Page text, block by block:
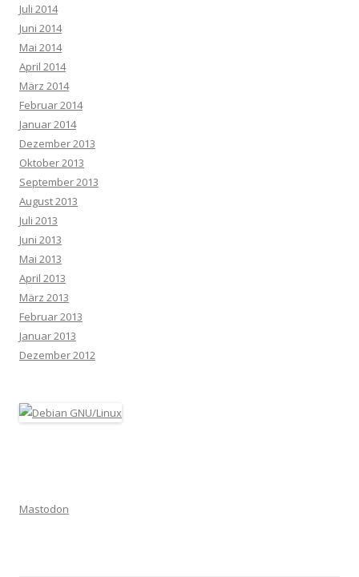
Juli 2014
Juni 2014
Mai 2014
April 2014
März 2014
Februar 2014
Januar 2014
Dezember 2013
Oktober 2013
September 2013
August 2013
Juli 2013
Juni 2013
Mai 2013
April 2013
März 2013
Februar 2013
Januar 2013
Dezember 2012
Mastodon